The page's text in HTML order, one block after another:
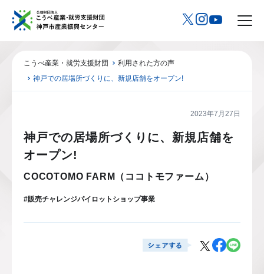
こうべ産業・就労支援財団
利用された方の声
神戸での居場所づくりに、新規店舗をオープン!
2023年7月27日
神戸での居場所づくりに、新規店舗を
オープン!
COCOTOMO FARM（ココトモファーム）
#販売チャレンジパイロットショップ事業